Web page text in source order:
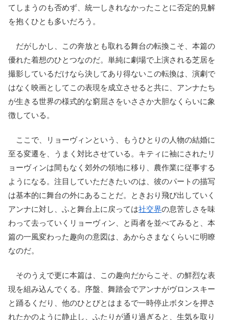
てしまうのも否めず、統一しきれなかったことに否定的見解
を抱くひとも多いだろう。
だがしかし、この奔放とも取れる舞台の転換こそ、本篇の
優れた着想のひとつなのだ。単純に劇場で上演される芝居を
撮影しているだけなら決してあり得ないこの転換は、演劇で
はなく映画としてこの表現を成立させると共に、アンナたち
が生きる世界の様式的な窮屈さをいささか大胆なくらいに象
徴している。
ここで、リョーヴィンという、もうひとりの人物の結婚に
至る変遷を、うまく対比させている。キティに袖にされたリ
ョーヴィンは間もなく郊外の領地に移り、農作業に従事する
ようになる。注目していただきたいのは、彼のパートの描写
は基本的に舞台の外にあることだ。ときおり飛び出していく
アンナに対し、ふと舞台上に戻っては社交界の息苦しさを味
わって去っていくリョーヴィン、と両者を並べてみると、本
篇の一風変わった趣向の意図は、あからさまなくらいに明瞭
なのだ。
そのうえで更に本篇は、この趣向だからこそ、の鮮烈な表
現を組み込んでくる。序盤、舞踏会でアンナがヴロンスキー
と踊るくだり、他のひとびとはまるで一時停止ボタンを押さ
れたかのように静止し、ふたりが通り過ぎると、生気を取り